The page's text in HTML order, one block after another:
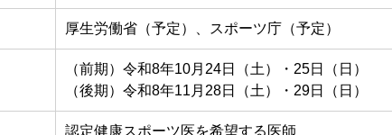
厚生労働省（予定）、スポーツ庁（予定）
（前期）令和8年10月24日（土）・25日（日）
（後期）令和8年11月28日（土）・29日（日）
認定健康スポーツ医を希望する医師